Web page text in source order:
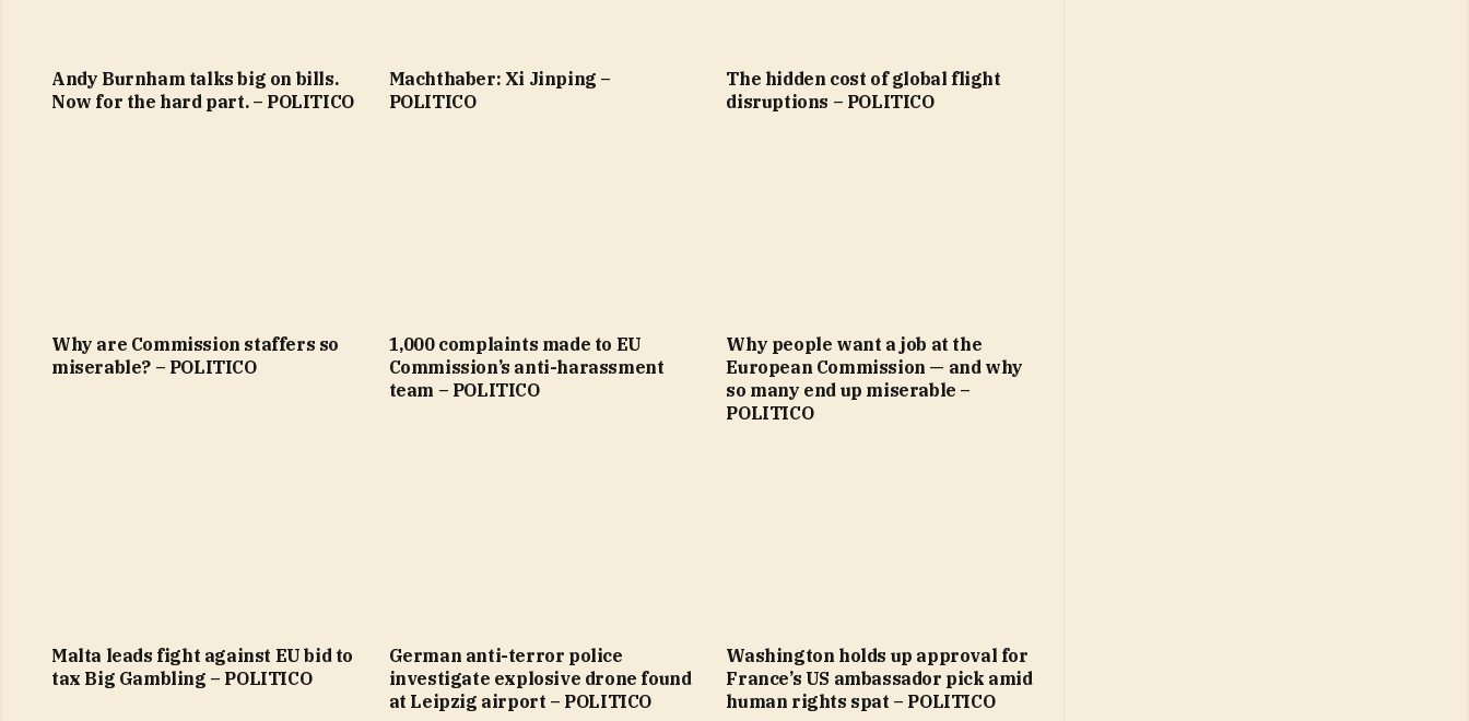
Andy Burnham talks big on bills.
Now for the hard part. – POLITICO
Machthaber: Xi Jinping –
POLITICO
The hidden cost of global flight
disruptions – POLITICO
Why are Commission staffers so
miserable? – POLITICO
1,000 complaints made to EU
Commission’s anti-harassment
team – POLITICO
Why people want a job at the
European Commission — and why
so many end up miserable –
POLITICO
Malta leads fight against EU bid to
tax Big Gambling – POLITICO
German anti-terror police
investigate explosive drone found
at Leipzig airport – POLITICO
Washington holds up approval for
France’s US ambassador pick amid
human rights spat – POLITICO